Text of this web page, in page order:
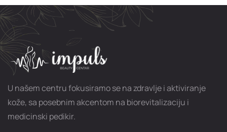
U našem centru fokusiramo se na zdravlje i aktiviranje
kože, sa posebnim akcentom na biorevitalizaciju i
medicinski pedikir.